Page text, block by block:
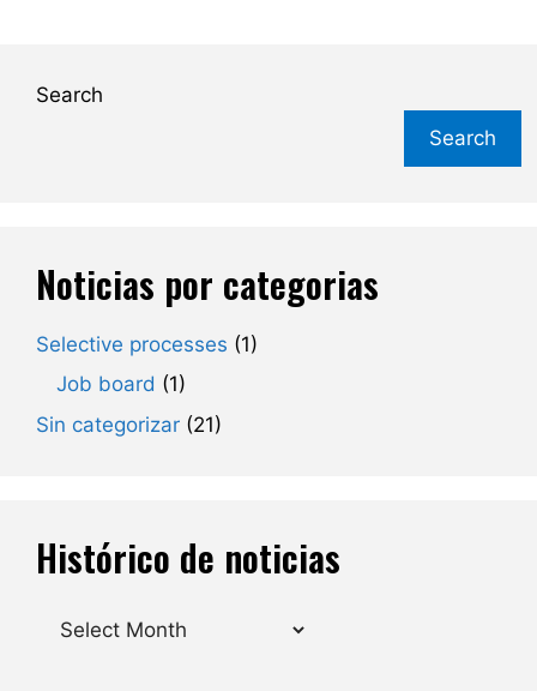
Search
Search
Noticias por categorias
Selective processes (1)
Job board (1)
Sin categorizar (21)
Histórico de noticias
Archives